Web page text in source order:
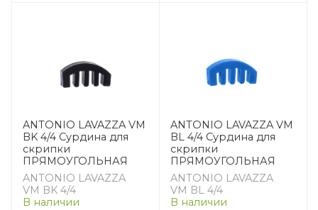
ANTONIO LAVAZZA VM
BK 4/4 Сурдина для
скрипки
ПРЯМОУГОЛЬНАЯ
ANTONIO LAVAZZA
VM BK 4/4
В наличии
ANTONIO LAVAZZA VM
BL 4/4 Сурдина для
скрипки
ПРЯМОУГОЛЬНАЯ
ANTONIO LAVAZZA
VM BL 4/4
В наличии